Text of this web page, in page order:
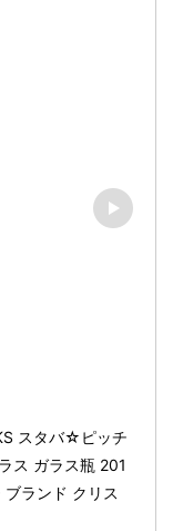
スタバ☆ピッチ
ス ガラス瓶 201
ランド クリス